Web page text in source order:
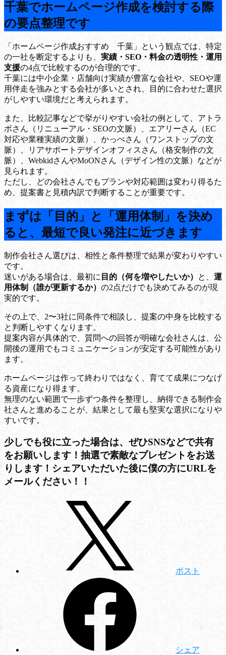
千葉でホームページ作成を検討する際
の要点整理です
「ホームページ作成おすすめ 千葉」という観点では、特定
の一社を断定するよりも、 実績・SEO・料金の透明性・運用
支援の4点で比較するのが合理的です。
千葉には中小企業・店舗向け実績が豊富な会社や、SEOや運
用伴走を強みとする会社が多いとされ、目的に合わせた選択
がしやすい環境だと考えられます。
また、比較記事などで挙がりやすい会社の例として、アトラ
ボさん（リニューアル・SEOの文脈）、エアリーさん（EC
対応や業種実績の文脈）、かっぺさん（ワンストップの文
脈）、リアサポートデザインオフィスさん（格安制作の文
脈）、WebkidさんやMoONさん（デザイン性の文脈）などが
見られます。
ただし、どの会社さんでもプランや対応範囲は変わり得るた
め、提案書と見積内訳で判断することが重要です。
まずは「目的」と「運用体制」を決め
ると、最短で良い発注に近づきます
制作会社さん選びは、相性と条件整理で結果が変わりやすい
です。
迷いがある場合は、最初に 目的（何を増やしたいか） と、 運
用体制（誰が更新するか） の2点だけでも決めてみるのが現
実的です。
その上で、2〜3社に同条件で相談し、提案の中身を比較する
と判断しやすくなります。
提案内容が具体的で、質問への回答が明確な会社さんは、公
開後の運用でもコミュニケーションが安定する可能性があり
ます。
ホームページは作って終わりではなく、育てて成果につなげ
る資産になり得ます。
無理のない範囲で一歩ずつ条件を整理し、納得できる制作会
社さんと進めることが、結果として最も堅実な選択になりや
すいです。
少しでも役に立った場合は、ぜひSNSなどで共有
をお願いします！抽選で素敵なプレゼントをお送
りします！シェアいただいた後に僕の方にURLを
メールください！！
ポスト
シェア